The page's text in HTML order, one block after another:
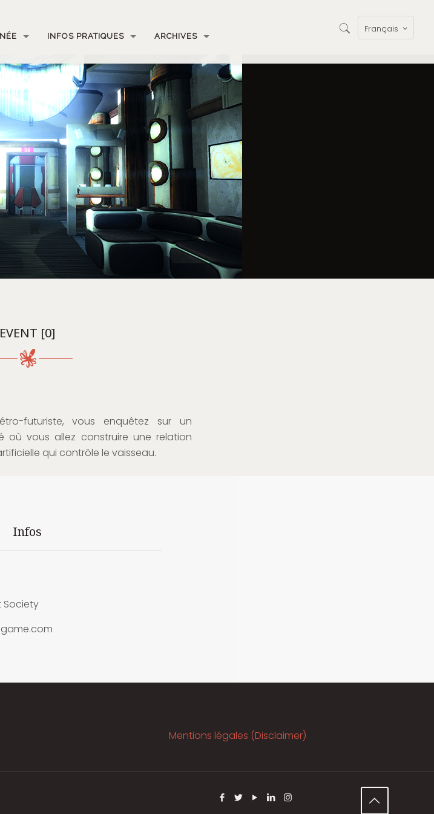
INFOS PRATIQUES ARCHIVES
Français
EVENT [0]
futuriste, vous enquêtez sur un
où vous allez construire une relation
qui contrôle le vaisseau.
Infos
Society
Mentions légales (Disclaimer)